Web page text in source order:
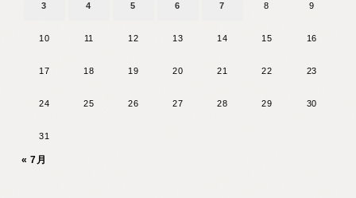
3 4 5 6 7 8 9
10 11 12 13 14 15 16
17 18 19 20 21 22 23
24 25 26 27 28 29 30
31
« 7月